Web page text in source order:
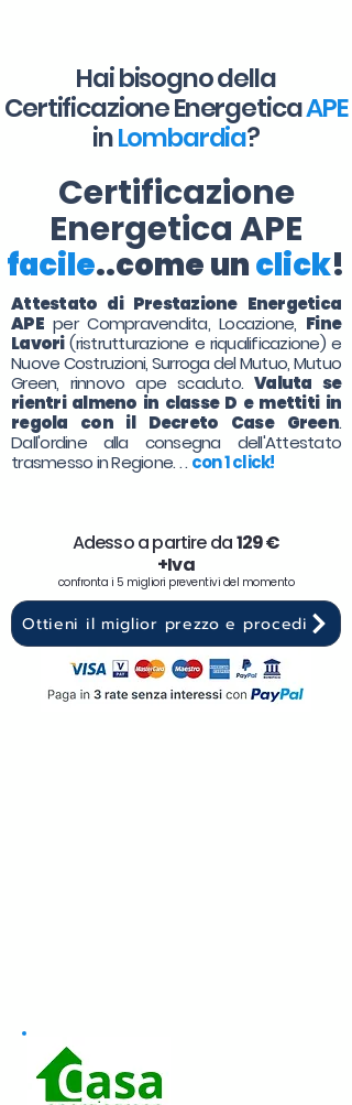
Hai bisogno della
Certificazione EnergeticaAPE
inLombardia?
Certificazione
Energetica APE
facile..come unclick!
Attestato di Prestazione Energetica
APEper Compravendita, Locazione, Fine
Lavori(ristrutturazione e riqualificazione) e
Nuove Costruzioni, Surroga del Mutuo, Mutuo
Green, rinnovo ape scaduto. Valuta se
rientri almeno in classe D e mettiti in
regola con il Decreto Case Green.
Dall'ordine alla consegna dell'Attestato
trasmesso in Regione. . . con 1 click!
Adesso a partire da129 €
+Iva
confronta i 5 migliori preventivi del momento
Ottieni il miglior prezzo e procedi